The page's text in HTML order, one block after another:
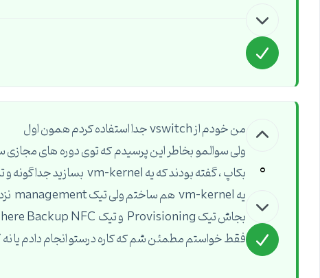
0
من خودم از vswitch جدا استفاده کردم همون اول
ولی سوالمو بخاطر این پرسیدم که توی دوره های مجازی
یه vm-kernel هم ساختم ولی تیک management نزدم براش
بجاش تیک Provisioning و تیک vSphere Backup NFC رو زدم فقط . که داره کار میکنه
فقط خواستم مطمئن شم که کاره درستو انجام دادم یا نه